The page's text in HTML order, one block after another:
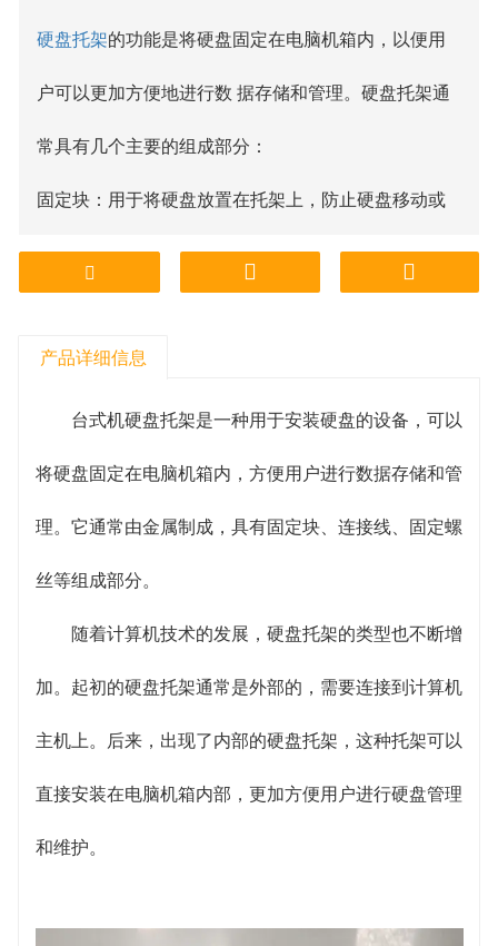
硬盘托架的功能是将硬盘固定在电脑机箱内，以便用
户可以更加方便地进行数 据存储和管理。硬盘托架通
常具有几个主要的组成部分：
固定块：用于将硬盘放置在托架上，防止硬盘移动或
摆动。
线。
固定螺丝：用于固定硬盘托架。
产品详细信息
台式机硬盘托架是一种用于安装硬盘的设备，可以
将硬盘固定在电脑机箱内，方便用户进行数据存储和管
理。它通常由金属制成，具有固定块、连接线、固定螺
丝等组成部分。
随着计算机技术的发展，硬盘托架的类型也不断增
加。起初的硬盘托架通常是外部的，需要连接到计算机
主机上。后来，出现了内部的硬盘托架，这种托架可以
直接安装在电脑机箱内部，更加方便用户进行硬盘管理
和维护。